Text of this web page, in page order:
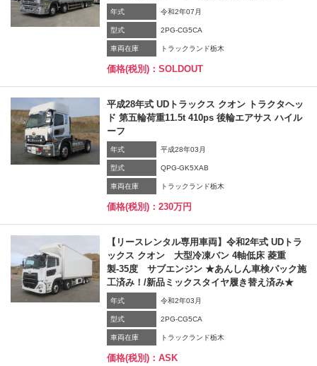
年式 令和2年07月
型式 2PG-CG5CA
車両在庫 トラックランド栃木
価格(税別)：SOLDOUT
平成28年式 UDトラックス クオン トラクタヘッ
ド 第五輪荷重11.5t 410ps 後輪エアサス ハイル
ーフ
年式 平成28年03月
型式 QPG-GK5XAB
車両在庫 トラックランド栃木
価格(税別)：230万円
【リースレンタル専用車両】令和2年式 UDトラ
ックス クオン 大型冷凍バン 4軸低床 菱重
製-35度 サブエンジン ★あんしん車検パック施
工済み！/新品ミックスタイヤ履き替え済み★
年式 令和2年03月
型式 2PG-CG5CA
車両在庫 トラックランド栃木
価格(税別)：ASK